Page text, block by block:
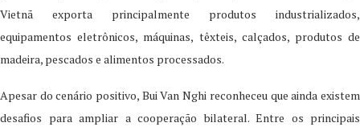
Vietnã exporta principalmente produtos industrializados,
equipamentos eletrônicos, máquinas, têxteis, calçados, produtos de
madeira, pescados e alimentos processados.
Apesar do cenário positivo, Bui Van Nghi reconheceu que ainda existem
desafios para ampliar a cooperação bilateral. Entre os principais